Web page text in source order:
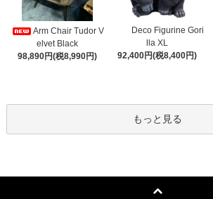
Arm Chair Tudor V
elvet Black
98,890円(税8,990円)
Deco Figurine Gori
lla XL
92,400円(税8,400円)
もっと見る